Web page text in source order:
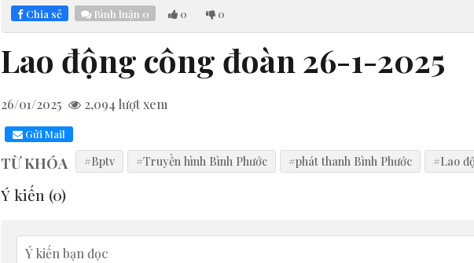
Chia sẻ Bình luận 0 0 0
Lao động công đoàn 26-1-2025
26/01/2025 2,094 lượt xem
Gửi Mail
TỪ KHÓA #Bptv #Truyền hình Bình Phước #phát thanh Bình Phước #Lao
Ý kiến (0)